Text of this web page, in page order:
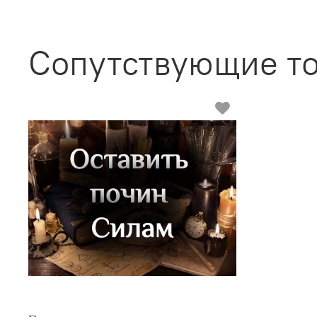
Сопутствующие